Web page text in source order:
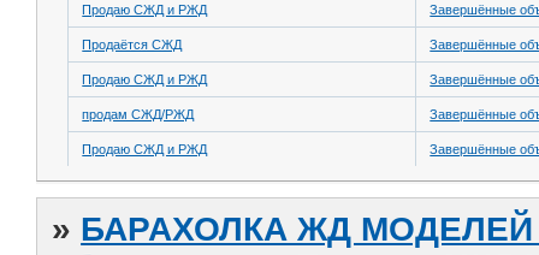
Продаю СЖД и РЖД Завершённые
Продаётся СЖД Завершённые
Продаю СЖД и РЖД Завершённые
продам СЖД/РЖД Завершённые
Продаю СЖД и РЖД Завершённые
» БАРАХОЛКА ЖД МОДЕЛЕЙ